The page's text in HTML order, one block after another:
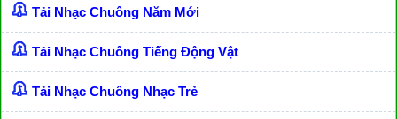
Tải Nhạc Chuông Năm Mới
Tải Nhạc Chuông Tiếng Động Vật
Tải Nhạc Chuông Nhạc Trẻ